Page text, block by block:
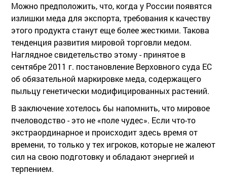
Можно предположить, что, когда у России появятся
излишки меда для экспорта, требования к качеству
этого продукта станут еще более жесткими. Такова
тенденция развития мировой торговли медом.
Наглядное свидетельство этому - принятое в
сентябре 2011 г. постановление Верховного суда ЕС
об обязательной маркировке меда, содержащего
пыльцу генетически модифицированных растений.
В заключение хотелось бы напомнить, что мировое
пчеловодство - это не «поле чудес». Если что-то
экстраординарное и происходит здесь время от
времени, то только у тех игроков, которые не жалеют
сил на свою подготовку и обладают энергией и
терпением.